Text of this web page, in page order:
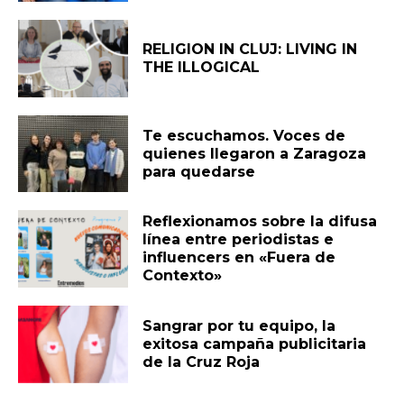
RELIGION IN CLUJ: LIVING IN
THE ILLOGICAL
Te escuchamos. Voces de
quienes llegaron a Zaragoza
para quedarse
Reflexionamos sobre la difusa
línea entre periodistas e
influencers en «Fuera de
Contexto»
Sangrar por tu equipo, la
exitosa campaña publicitaria
de la Cruz Roja